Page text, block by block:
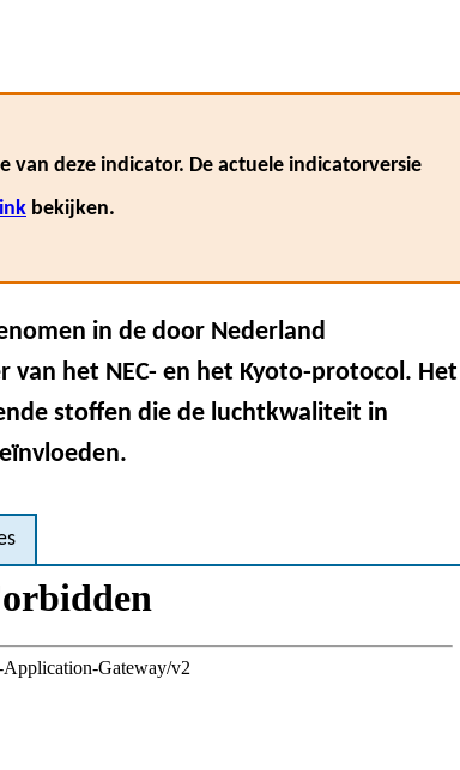
deze indicator. De actuele indicatorversie
bekijken.
in de door Nederland
het NEC- en het Kyoto-protocol. Het
stoffen die de luchtkwaliteit in